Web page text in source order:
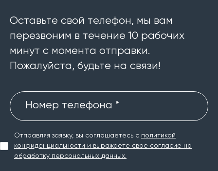
Оставьте свой телефон, мы вам
перезвоним в течение 10 рабочих
минут с момента отправки.
Пожалуйста, будьте на связи!
Номер телефона *
Отправляя заявку, вы соглашаетесь с политикой
конфиденциальности и выражаете свое согласие на
обработку персональных данных.